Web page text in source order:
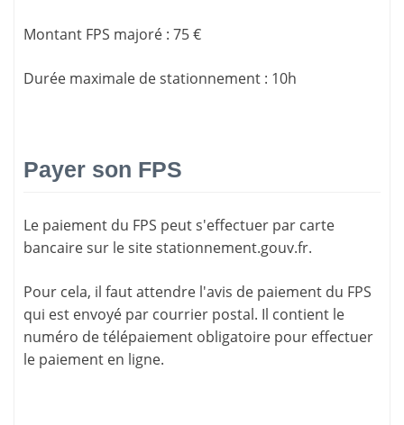
Montant FPS majoré : 75 €
Durée maximale de stationnement : 10h
Payer son FPS
Le paiement du FPS peut s'effectuer par carte
bancaire sur le sitestationnement.gouv.fr.
Pour cela, il faut attendre l'avis de paiement du FPS
qui est envoyé par courrier postal. Il contient le
numéro de télépaiement obligatoire pour effectuer
le paiement en ligne.